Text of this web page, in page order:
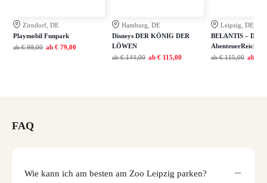
Zirndorf, DE
Playmobil Funpark
ab € 99,00 ab € 79,00
Hamburg, DE
Disneys DER KÖNIG DER
LÖWEN
ab € 144,00 ab € 115,00
Leipzig, DE
BELANTIS – Das
AbenteuerReich
ab € 115,00 ab
FAQ
Wie kann ich am besten am Zoo Leipzig parken?